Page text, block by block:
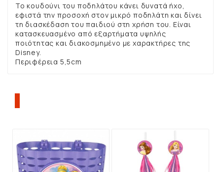
Το κουδούνι του ποδηλάτου κάνει δυνατά ήχο,
εφιστά την προσοχή στον μικρό ποδηλάτη και δίνει
τη διασκέδαση του παιδιού στη χρήση του. Είναι
κατασκευασμένο από εξαρτήματα υψηλής
ποιότητας και διακοσμημένο με χαρακτήρες της
Disney.
Περιφέρεια 5,5cm